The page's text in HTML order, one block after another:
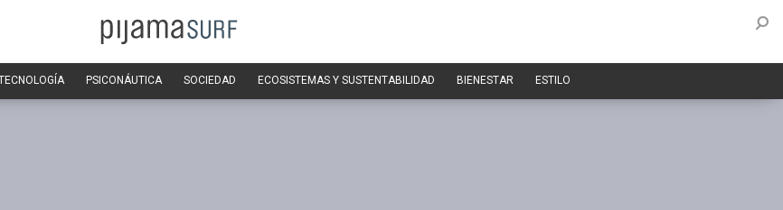
PSICONÁUTICA SOCIEDAD ECOSISTEMAS Y SUSTENTABILIDAD BIENESTAR ESTILO